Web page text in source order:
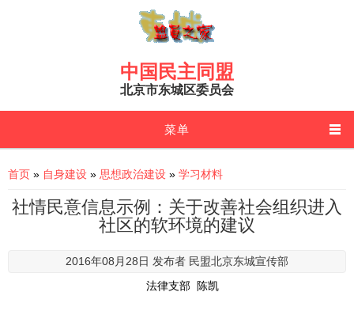
中国民主同盟
北京市东城区委员会
菜单
You are here
首页 » 自身建设 » 思想政治建设 » 学习材料
社情民意信息示例：关于改善社会组织进入
社区的软环境的建议
2016年08月28日 发布者 民盟北京东城宣传部
法律支部 陈凯